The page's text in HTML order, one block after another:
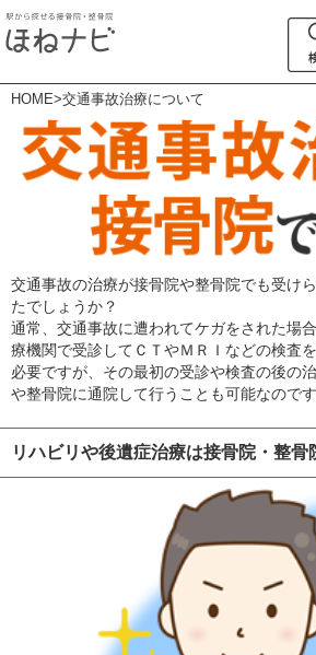
HOME>交通事故治療について
交通事故の治療が接骨院や整骨院でも受け
たでしょうか？
通常、交通事故に遭われてケガをされた場
療機関で受診してＣＴやＭＲＩなどの検査
必要ですが、その最初の受診や検査の後の
や整骨院に通院して行うことも可能なのです
リハビリや後遺症治療は接骨院・整骨